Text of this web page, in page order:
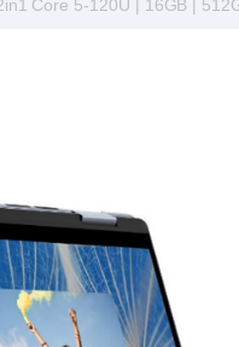
Core 5-120U | 16GB |